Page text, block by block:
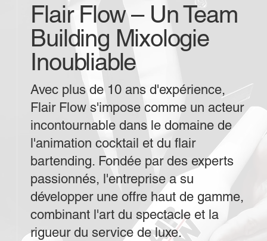
Flair Flow – Un Team
Building Mixologie
Inoubliable
Avec plus de 10 ans d'expérience,
Flair Flow s'impose comme un acteur
incontournable dans le domaine de
l'animation cocktail et du flair
bartending. Fondée par des experts
passionnés, l'entreprise a su
développer une offre haut de gamme,
combinant l'art du spectacle et la
rigueur du service de luxe.